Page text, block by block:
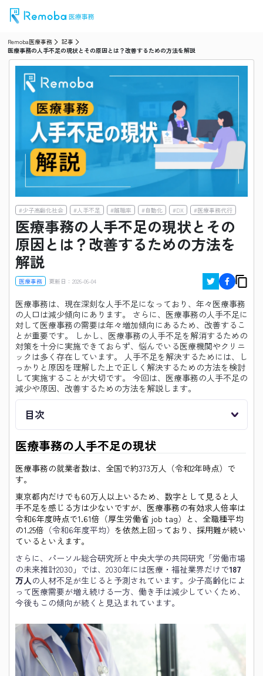
Remoba医療事務
記事
医療事務の人手不足の現状とその原因とは？改善するための方法を解説
#少子高齢化社会 #人手不足 #離職率 #自動化 #DX #医療事務代行
医療事務の人手不足の現状とその
原因とは？改善するための方法を
解説
医療事務 更新日： 2026-06-04
医療事務は、現在深刻な人手不足になっており、年々医療事務
の人口は減少傾向にあります。 さらに、医療事務の人手不足に
対して医療事務の需要は年々増加傾向にあるため、改善するこ
とが重要です。 しかし、医療事務の人手不足を解消するための
対策を十分に実施できておらず、悩んでいる医療機関やクリニ
ックは多く存在しています。 人手不足を解決するためには、し
っかりと原因を理解した上で正しく解決するための方法を検討
して実施することが大切です。 今回は、医療事務の人手不足の
減少や原因、改善するための方法を解説します。
目次
医療事務の人手不足の現状
医療事務の就業者数は、全国で約373万人（令和2年時点）で
す。
東京都内だけでも60万人以上いるため、数字として見ると人
手不足を感じる方は少ないですが、医療事務の有効求人倍率は
令和6年度時点で1.61倍（厚生労働省 job tag）と、全職種平均
の1.25倍 （令和6年度平均） を依然上回っており、採用難が続い
ているといえます。
さらに、パーソル総合研究所と中央大学の共同研究「労働市場
の未来推計2030」では、2030年には医療・福祉業界だけで187
万人 の人材不足が生じると予測されています。少子高齢化によ
って医療需要が増え続ける一方、働き手は減少していくため、
今後もこの傾向が続くと見込まれています。